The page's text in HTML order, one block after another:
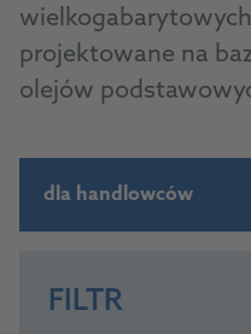
projektowane na
olejów
FILTR